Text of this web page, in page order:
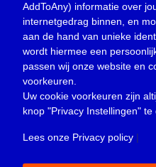
Oproep(734)
Overlijden(39)
Podcast(18)
prijsvraag (5)
Religie (1.438)
Service(226)
AddToAny) informatie over
internetgedrag binnen, en
aan de hand van unieke
wordt hiermee een
passen wij onze website en
voorkeuren.
Uw cookie voorkeuren zijn
knop "Privacy Instellingen" te
Lees onze Privacy policy |